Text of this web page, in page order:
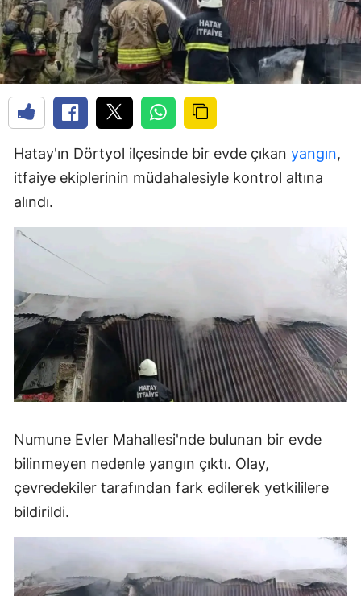
Hatay'ın Dörtyol ilçesinde bir evde çıkan yangın,
itfaiye ekiplerinin müdahalesiyle kontrol altına
alındı.
Numune Evler Mahallesi'nde bulunan bir evde
bilinmeyen nedenle yangın çıktı. Olay,
çevredekiler tarafından fark edilerek yetkililere
bildirildi.